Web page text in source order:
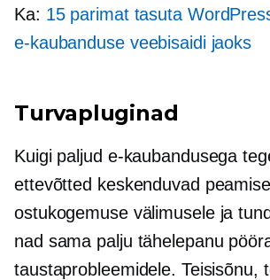
Ka: 15 parimat tasuta
e-kaubanduse veebisaidi jaoks
Turvapluginad
Kuigi paljud e-kaubandusega
ettevõtted keskenduvad
ostukogemuse välimusele ja
nad sama palju tähelepanu
taustaprobleemidele. Teisisõnu,